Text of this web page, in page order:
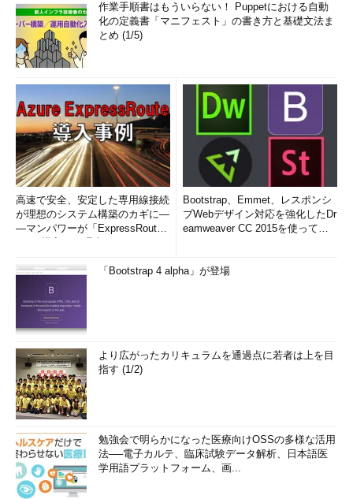
作業手順書はもういらない！ Puppetにおける自動
化の定義書「マニフェスト」の書き方と基礎文法ま
とめ (1/5)
高速で安全、安定した専用線接続
が理想のシステム構築のカギに―
―マンパワーが「ExpressRout
Bootstrap、Emmet、レスポンシ
ブWebデザイン対応を強化したDr
eamweaver CC 2015を使って
「Bootstrap 4 alpha」が登場
より広がったカリキュラムを通過点に若者は上を目
指す (1/2)
勉強会で明らかになった医療向けOSSの多様な活用
法──電子カルテ、臨床試験データ解析、日本語医
学用語プラットフォーム、画...